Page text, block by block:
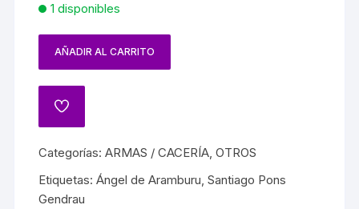
1 disponibles
AÑADIR AL CARRITO
Categorías:ARMAS / CACERÍA,OTROS
Etiquetas:Ángel de Aramburu,Santiago Pons
Gendrau